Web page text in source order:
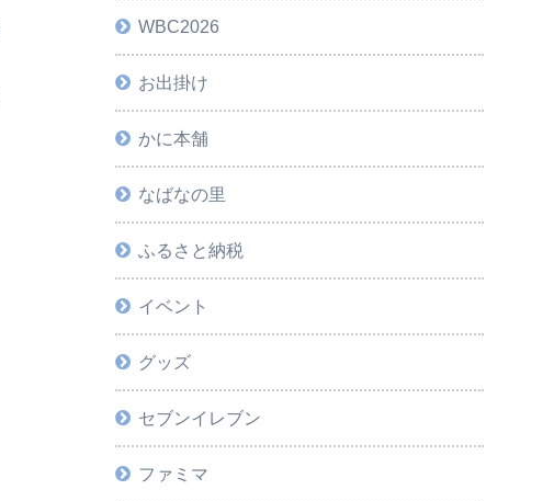
WBC2026
お出掛け
かに本舗
なばなの里
ふるさと納税
イベント
グッズ
セブンイレブン
ファミマ